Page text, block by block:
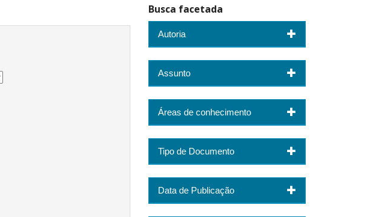
Busca facetada
Autoria
Assunto
Áreas de conhecimento
Tipo de Documento
Data de Publicação